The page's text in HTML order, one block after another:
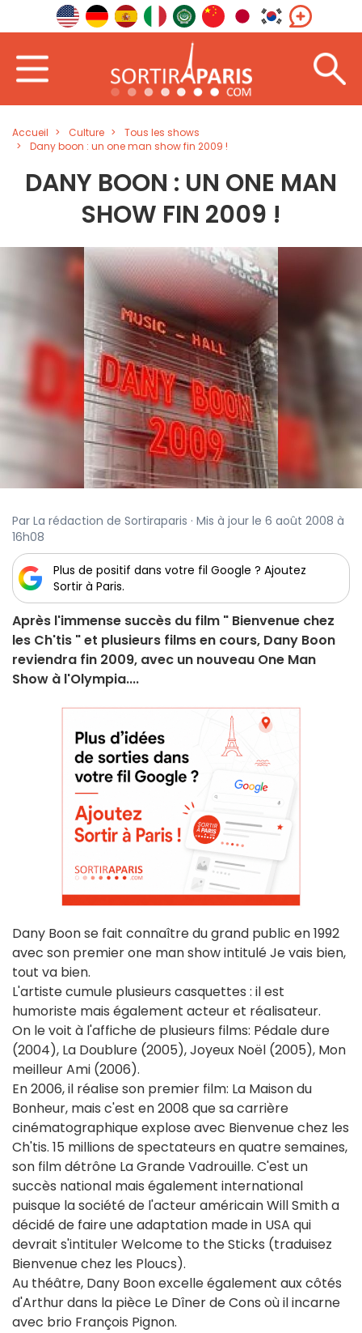
Accueil Culture
Tous les shows
Dany boon : un one man show fin 2009 !
DANY BOON : UN ONE MAN
SHOW FIN 2009 !
Par La rédaction de Sortiraparis · Mis à jour le 6 août 2008 à
16h08
Plus de positif dans votre fil Google ? Ajoutez
Sortir à Paris.
Après l'immense succès du film " Bienvenue chez
les Ch'tis " et plusieurs films en cours, Dany Boon
reviendra fin 2009, avec un nouveau One Man
Show à l'Olympia....
Dany Boon se fait connaître du grand public en 1992
avec son premier one man show intitulé Je vais bien,
tout va bien.
L'artiste cumule plusieurs casquettes : il est
humoriste mais également acteur et réalisateur.
On le voit à l'affiche de plusieurs films: Pédale dure
(2004), La Doublure (2005), Joyeux Noël (2005), Mon
meilleur Ami (2006).
En 2006, il réalise son premier film: La Maison du
Bonheur, mais c'est en 2008 que sa carrière
cinématographique explose avec Bienvenue chez les
Ch'tis. 15 millions de spectateurs en quatre semaines,
son film détrône La Grande Vadrouille. C'est un
succès national mais également international
puisque la société de l'acteur américain Will Smith a
décidé de faire une adaptation made in USA qui
devrait s'intituler Welcome to the Sticks (traduisez
Bienvenue chez les Ploucs).
Au théâtre, Dany Boon excelle également aux côtés
d'Arthur dans la pièce Le Dîner de Cons où il incarne
avec brio François Pignon.